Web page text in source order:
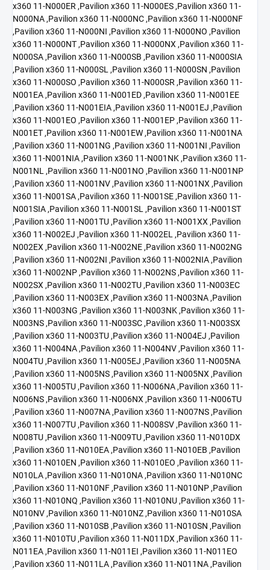
x360 11-N000ER ,Pavilion x360 11-N000ES ,Pavilion x360 11-
N000NA ,Pavilion x360 11-N000NC ,Pavilion x360 11-N000NF
,Pavilion x360 11-N000NI ,Pavilion x360 11-N000NO ,Pavilion
x360 11-N000NT ,Pavilion x360 11-N000NX ,Pavilion x360 11-
N000SA ,Pavilion x360 11-N000SB ,Pavilion x360 11-N000SIA
,Pavilion x360 11-N000SL ,Pavilion x360 11-N000SN ,Pavilion
x360 11-N000SO ,Pavilion x360 11-N000SR ,Pavilion x360 11-
N001EA ,Pavilion x360 11-N001ED ,Pavilion x360 11-N001EE
,Pavilion x360 11-N001EIA ,Pavilion x360 11-N001EJ ,Pavilion
x360 11-N001EO ,Pavilion x360 11-N001EP ,Pavilion x360 11-
N001ET ,Pavilion x360 11-N001EW ,Pavilion x360 11-N001NA
,Pavilion x360 11-N001NG ,Pavilion x360 11-N001NI ,Pavilion
x360 11-N001NIA ,Pavilion x360 11-N001NK ,Pavilion x360 11-
N001NL ,Pavilion x360 11-N001NO ,Pavilion x360 11-N001NP
,Pavilion x360 11-N001NV ,Pavilion x360 11-N001NX ,Pavilion
x360 11-N001SA ,Pavilion x360 11-N001SE ,Pavilion x360 11-
N001SIA ,Pavilion x360 11-N001SL ,Pavilion x360 11-N001ST
,Pavilion x360 11-N001TU ,Pavilion x360 11-N001XX ,Pavilion
x360 11-N002EJ ,Pavilion x360 11-N002EL ,Pavilion x360 11-
N002EX ,Pavilion x360 11-N002NE ,Pavilion x360 11-N002NG
,Pavilion x360 11-N002NI ,Pavilion x360 11-N002NIA ,Pavilion
x360 11-N002NP ,Pavilion x360 11-N002NS ,Pavilion x360 11-
N002SX ,Pavilion x360 11-N002TU ,Pavilion x360 11-N003EC
,Pavilion x360 11-N003EX ,Pavilion x360 11-N003NA ,Pavilion
x360 11-N003NG ,Pavilion x360 11-N003NK ,Pavilion x360 11-
N003NS ,Pavilion x360 11-N003SC ,Pavilion x360 11-N003SX
,Pavilion x360 11-N003TU ,Pavilion x360 11-N004EJ ,Pavilion
x360 11-N004NA ,Pavilion x360 11-N004NV ,Pavilion x360 11-
N004TU ,Pavilion x360 11-N005EJ ,Pavilion x360 11-N005NA
,Pavilion x360 11-N005NS ,Pavilion x360 11-N005NX ,Pavilion
x360 11-N005TU ,Pavilion x360 11-N006NA ,Pavilion x360 11-
N006NS ,Pavilion x360 11-N006NX ,Pavilion x360 11-N006TU
,Pavilion x360 11-N007NA ,Pavilion x360 11-N007NS ,Pavilion
x360 11-N007TU ,Pavilion x360 11-N008SV ,Pavilion x360 11-
N008TU ,Pavilion x360 11-N009TU ,Pavilion x360 11-N010DX
,Pavilion x360 11-N010EA ,Pavilion x360 11-N010EB ,Pavilion
x360 11-N010EN ,Pavilion x360 11-N010EO ,Pavilion x360 11-
N010LA ,Pavilion x360 11-N010NA ,Pavilion x360 11-N010NC
,Pavilion x360 11-N010NF ,Pavilion x360 11-N010NP ,Pavilion
x360 11-N010NQ ,Pavilion x360 11-N010NU ,Pavilion x360 11-
N010NV ,Pavilion x360 11-N010NZ ,Pavilion x360 11-N010SA
,Pavilion x360 11-N010SB ,Pavilion x360 11-N010SN ,Pavilion
x360 11-N010TU ,Pavilion x360 11-N011DX ,Pavilion x360 11-
N011EA ,Pavilion x360 11-N011EI ,Pavilion x360 11-N011EO
,Pavilion x360 11-N011LA ,Pavilion x360 11-N011NA ,Pavilion